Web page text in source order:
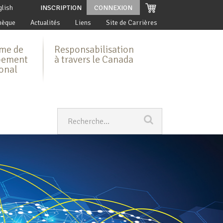
CONNEXION
INSCRIPTION
Actualités Liens Site de Carrières
de
Responsabilisation
à travers le Canada